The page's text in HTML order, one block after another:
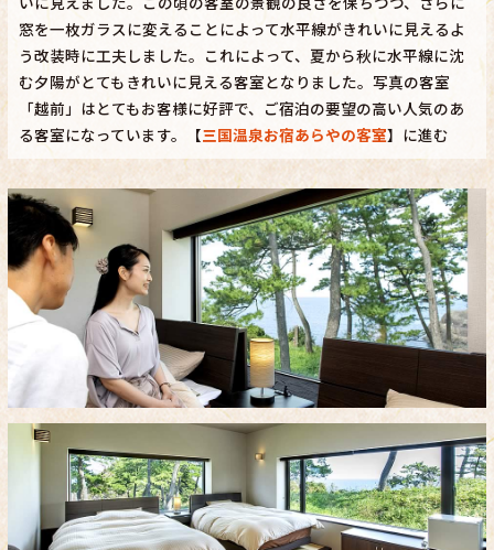
窓を一枚ガラスに変えることによって水平線がきれいに見えるよ
う改装時に工夫しました。これによって、夏から秋に水平線に沈
む夕陽がとてもきれいに見える客室となりました。写真の客室
「越前」はとてもお客様に好評で、ご宿泊の要望の高い人気のあ
る客室になっています。【三国温泉お宿あらやの客室】に進む